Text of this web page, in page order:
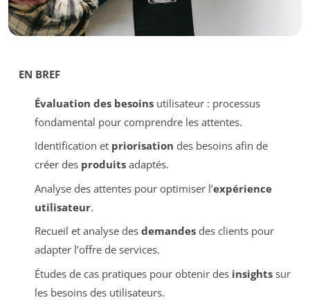
EN BREF
Évaluation des besoinsutilisateur : processus
fondamental pour comprendre les attentes.
Identification et priorisation des besoins afin de
créer des produitsadaptés.
Analyse des attentes pour optimiser l’expérience
utilisateur.
Recueil et analyse des demandesdes clients pour
adapter l’offre de services.
Études de cas pratiques pour obtenir des insightssur
les besoins des utilisateurs.